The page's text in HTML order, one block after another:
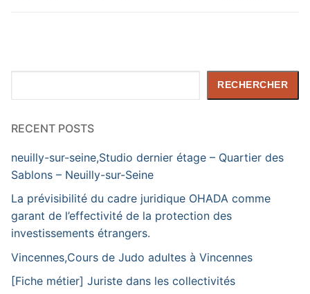
RECHERCHER
RECENT POSTS
neuilly-sur-seine,Studio dernier étage – Quartier des
Sablons – Neuilly-sur-Seine
La prévisibilité du cadre juridique OHADA comme
garant de l’effectivité de la protection des
investissements étrangers.
Vincennes,Cours de Judo adultes à Vincennes
[Fiche métier] Juriste dans les collectivités